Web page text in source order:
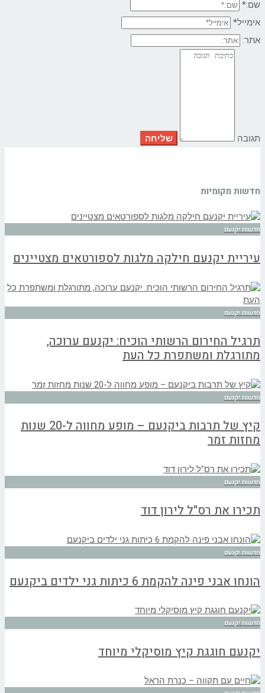
שם:*
אימייל*
אתר:
תגובה
חדשות מקומיות
חדשות יקנעם
עיריית יקנעם חילקה מלגות לספורטאים מצטיינים
חדשות יקנעם
תרגיל החירום הרשותי הוכיח: יקנעם ערוכה,
מתורגלת ומשתפרת כל העת
חדשות יקנעם
קיץ של תרבות ביקנעם – מופע מחווה ל-20 שנות
מחזות זמר
חדשות יקנעם
תכירו את רס"ל לירון דוד
חדשות יקנעם
הונחו אבני פינה להקמת 6 כיתות גני ילדים ביקנעם
חדשות יקנעם
יקנעם חוגגת קיץ מוסיקלי מיוחד